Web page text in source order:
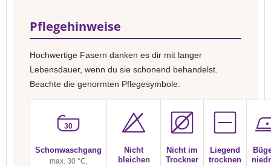
Pflegehinweise
Hochwertige Fasern danken es dir mit langer
Lebensdauer, wenn du sie schonend behandelst.
Beachte die genormten Pflegesymbole:
30
Schonwaschgang
max. 30 °C,
Nicht
bleichen
Nicht im
Trockner
Liegend
trocknen